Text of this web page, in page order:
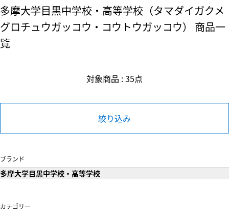
多摩大学目黒中学校・高等学校（タマダイガクメ
グロチュウガッコウ・コウトウガッコウ） 商品一
覧
対象商品 : 35点
絞り込み
ブランド
多摩大学目黒中学校・高等学校
カテゴリー